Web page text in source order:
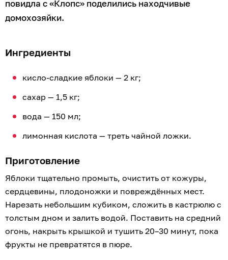
повидла с «Клопс» поделились находчивые
домохозяйки.
Ингредиенты
кисло-сладкие яблоки — 2 кг;
сахар — 1,5 кг;
вода — 150 мл;
лимонная кислота — треть чайной ложки.
Приготовление
Яблоки тщательно промыть, очистить от кожуры,
сердцевины, плодоножки и повреждённых мест.
Нарезать небольшим кубиком, сложить в кастрюлю с
толстым дном и залить водой. Поставить на средний
огонь, накрыть крышкой и тушить 20–30 минут, пока
фрукты не превратятся в пюре.